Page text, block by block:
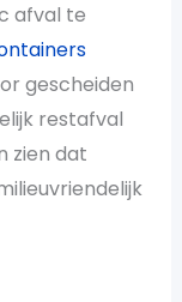
afval te
gescheiden
restafval
zien dat